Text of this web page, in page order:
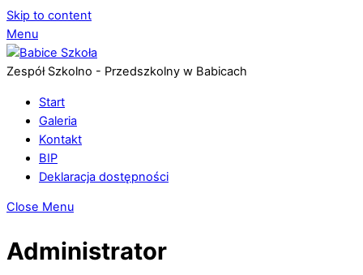
Skip to content
Menu
Zespół Szkolno - Przedszkolny w Babicach
Start
Galeria
Kontakt
BIP
Deklaracja dostępności
Close Menu
Administrator